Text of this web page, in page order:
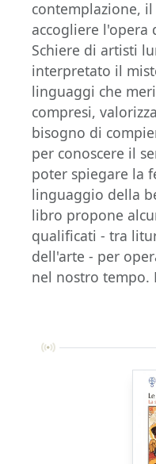
contemplazione,
accogliere l'opera
Schiere di artisti
interpretato il
linguaggi che
compresi,
bisogno di
per conoscere il
poter spiegare la
linguaggio della
libro propone
qualificati - tra
dell'arte - per
nel nostro tempo.